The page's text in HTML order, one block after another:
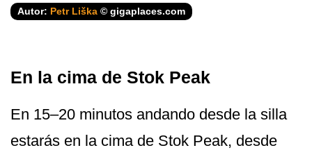
Autor: Petr Liška © gigaplaces.com
En la cima de Stok Peak
En 15–20 minutos andando desde la silla
estarás en la cima de Stok Peak, desde